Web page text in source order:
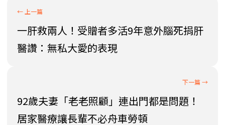
一肝救兩人！受贈者多活9年意外腦死捐肝
醫讚：無私大愛的表現
92歲夫妻「老老照顧」連出門都是問題！
居家醫療讓長輩不必舟車勞頓